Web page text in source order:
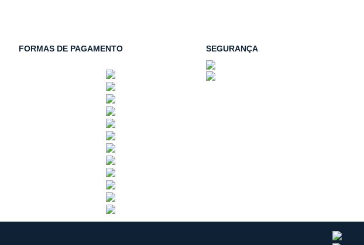
FORMAS DE PAGAMENTO SEGURANÇA